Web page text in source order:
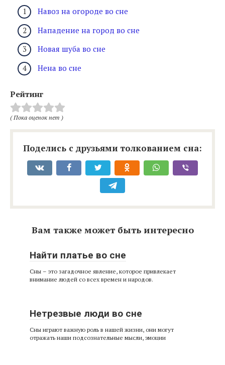
Навоз на огороде во сне
Нападение на город во сне
Новая шуба во сне
Нена во сне
Рейтинг
( Пока оценок нет )
Поделись с друзьями толкованием сна:
Вам также может быть интересно
Найти платье во сне
Сны – это загадочное явление, которое привлекает
внимание людей со всех времен и народов.
Нетрезвые люди во сне
Сны играют важную роль в нашей жизни, они могут
отражать наши подсознательные мысли, эмоции